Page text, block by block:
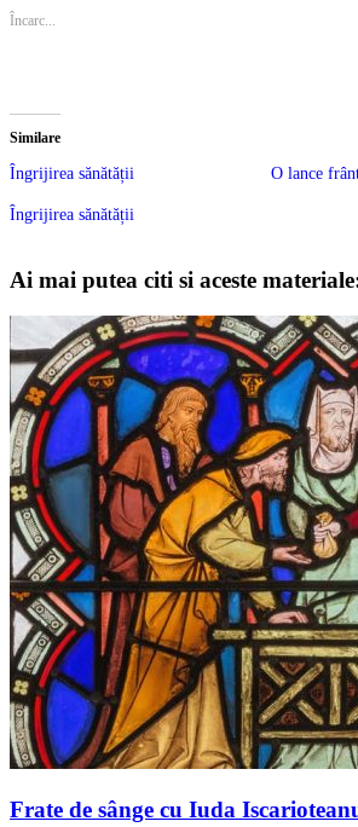
Încarc...
Similare
Îngrijirea sănătății O lance
Îngrijirea sănătății
Ai mai putea citi si aceste
Frate de sânge cu Iuda